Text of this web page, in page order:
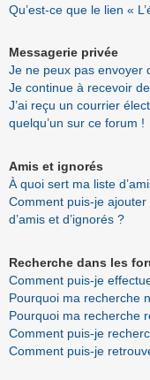
Qu’est-ce que le lien «
Messagerie privée
Je ne peux pas envoyer
Je continue à recevoir
J’ai reçu un courrier
quelqu’un sur ce forum !
Amis et ignorés
À quoi sert ma liste
Comment puis-je
d’amis et d’ignorés ?
Recherche dans les
Comment puis-je
Pourquoi ma recherche
Pourquoi ma recherche
Comment puis-je
Comment puis-je